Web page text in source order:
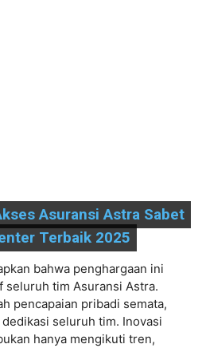
Asuransi Astra Sabet
Terbaik 2025
bahwa penghargaan ini
seluruh tim Asuransi Astra.
pencapaian pribadi semata,
seluruh tim. Inovasi
hanya mengikuti tren,